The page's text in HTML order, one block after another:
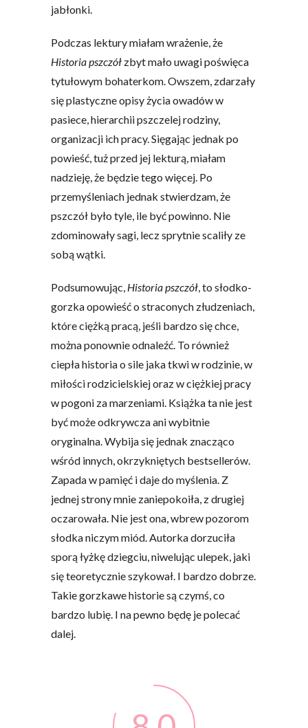
jabłonki.
Podczas lektury miałam wrażenie, że
Historia pszczół zbyt mało uwagi poświęca
tytułowym bohaterkom. Owszem, zdarzały
się plastyczne opisy życia owadów w
pasiece, hierarchii pszczelej rodziny,
organizacji ich pracy. Sięgając jednak po
powieść, tuż przed jej lekturą, miałam
nadzieję, że będzie tego więcej. Po
przemyśleniach jednak stwierdzam, że
pszczół było tyle, ile być powinno. Nie
zdominowały sagi, lecz sprytnie scaliły ze
sobą wątki.
Podsumowując, Historia pszczół, to słodko-
gorzka opowieść o straconych złudzeniach,
które ciężką pracą, jeśli bardzo się chce,
można ponownie odnaleźć. To również
ciepła historia o sile jaka tkwi w rodzinie, w
miłości rodzicielskiej oraz w ciężkiej pracy
w pogoni za marzeniami. Książka ta nie jest
być może odkrywcza ani wybitnie
oryginalna. Wybija się jednak znacząco
wśród innych, okrzykniętych bestsellerów.
Zapada w pamięć i daje do myślenia. Z
jednej strony mnie zaniepokoiła, z drugiej
oczarowała. Nie jest ona, wbrew pozorom
słodka niczym miód. Autorka dorzuciła
sporą łyżkę dziegciu, niwelując ulepek, jaki
się teoretycznie szykował. I bardzo dobrze.
Takie gorzkawe historie są czymś, co
bardzo lubię. I na pewno będę je polecać
dalej.